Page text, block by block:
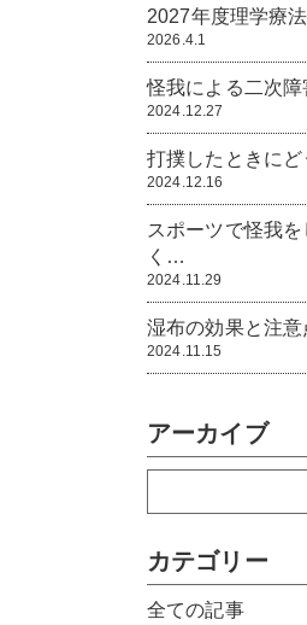
2027年度理学療
2026.4.1
怪我による二次
2024.12.27
打撲したときに
2024.12.16
スポーツで怪我
く…
2024.11.29
湿布の効果と注意
2024.11.15
アーカイブ
カテゴリー
全ての記事